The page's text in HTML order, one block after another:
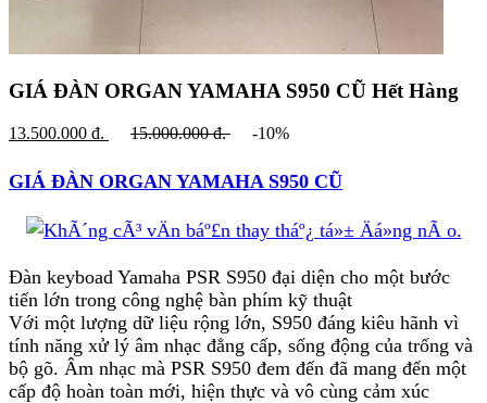
GIÁ ĐÀN ORGAN YAMAHA S950 CŨ Hết Hàng
13.500.000 đ. 15.000.000đ. -10%
GIÁ ĐÀN ORGAN YAMAHA S950 CŨ
Đàn keyboad Yamaha PSR S950 đại diện cho một bước
tiến lớn trong công nghệ bàn phím kỹ thuật
Với một lượng dữ liệu rộng lớn, S950 đáng kiêu hãnh vì
tính năng xử lý âm nhạc đẳng cấp, sống động của trống và
bộ gõ. Âm nhạc mà PSR S950 đem đến đã mang đến một
cấp độ hoàn toàn mới, hiện thực và vô cùng cảm xúc